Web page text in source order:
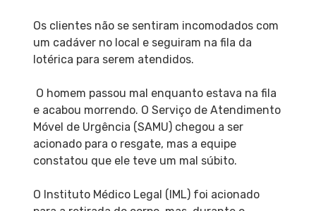
Os clientes não se sentiram incomodados com
um cadáver no local e seguiram na fila da
lotérica para serem atendidos.
O homem passou mal enquanto estava na fila
e acabou morrendo. O Serviço de Atendimento
Móvel de Urgência (SAMU) chegou a ser
acionado para o resgate, mas a equipe
constatou que ele teve um mal súbito.
O Instituto Médico Legal (IML) foi acionado